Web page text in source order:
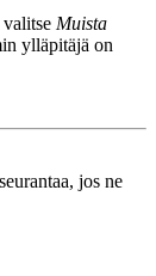
Muista
ylläpitäjä on
jos ne